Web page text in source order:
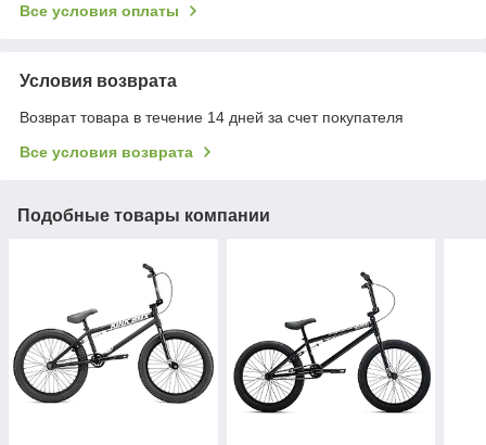
Все условия оплаты
Условия возврата
Возврат товара в течение 14 дней за счет покупателя
Все условия возврата
Подобные товары компании